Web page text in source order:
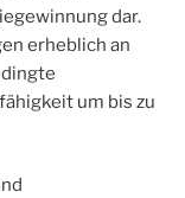
dar.
erheblich an
um bis zu